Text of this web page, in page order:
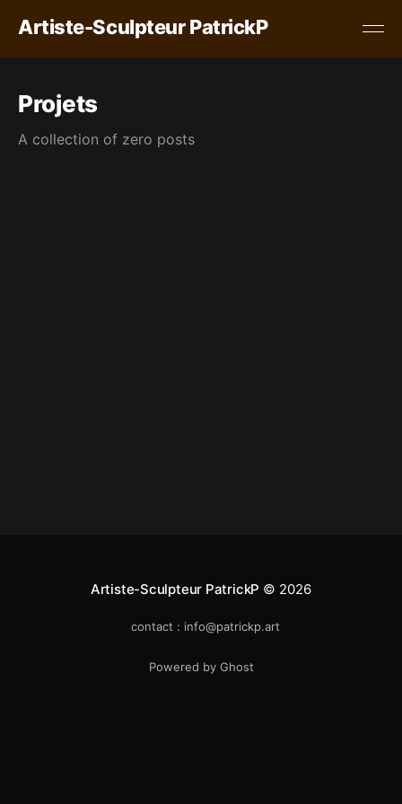
Artiste-Sculpteur PatrickP
Projets
A collection of zero posts
Artiste-Sculpteur PatrickP © 2026
contact : info@patrickp.art
Powered by Ghost